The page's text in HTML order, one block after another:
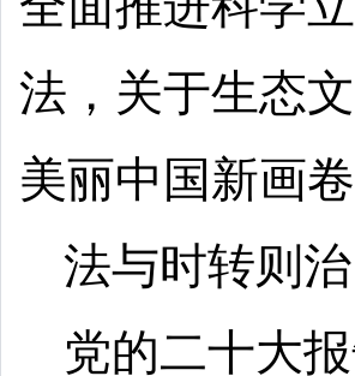
法，关于生态
美丽中国新画卷
法与时转则
党的二十大